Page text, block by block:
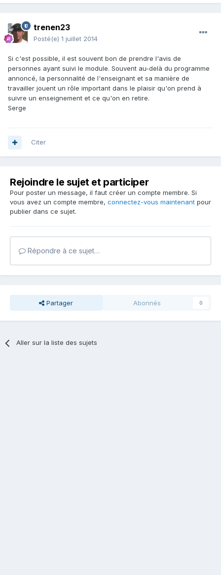
trenen23
Posté(e) 1 juillet 2014
Si c'est possible, il est souvent bon de prendre l'avis de
personnes ayant suivi le module. Souvent au-delà du programme
annoncé, la personnalité de l'enseignant et sa manière de
travailler jouent un rôle important dans le plaisir qu'on prend à
suivre un enseignement et ce qu'on en retire.
Serge
Citer
Rejoindre le sujet et participer
Pour poster un message, il faut créer un compte membre. Si
vous avez un compte membre, connectez-vous maintenant pour
publier dans ce sujet.
Répondre à ce sujet…
Partager Abonnés 0
Aller sur la liste des sujets